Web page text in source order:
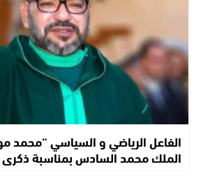
الفاعل الرياضي و السياسي “محمد
الملك محمد السادس بمناسبة ذكرى